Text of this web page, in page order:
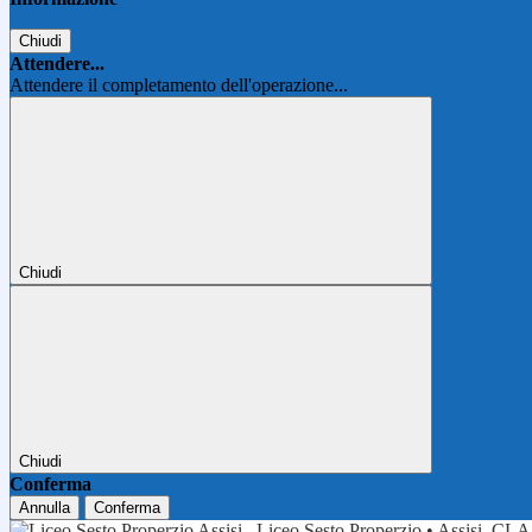
Chiudi
Attendere...
Attendere il completamento dell'operazione...
Chiudi
Chiudi
Conferma
Annulla Conferma